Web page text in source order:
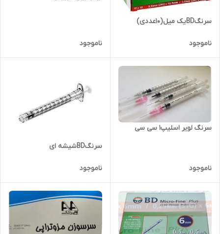
سرنگBDیک میل(10عددی)
ناموجود ناموجود
سرنگ لویر اسلیپ1 سی سی
ناموجود
سرنگBDشیشه ای
ناموجود